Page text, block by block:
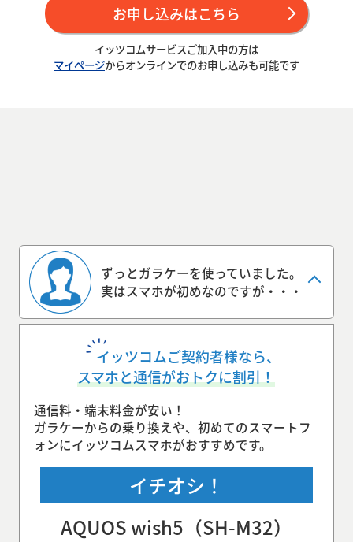
お申し込みはこちら
イッツコムサービスご加入中の方は
マイページからオンラインでのお申し込みも可能です
ずっとガラケーを使っていました。
実はスマホが初めなのですが・・・
イッツコムご契約者様なら、
スマホと通信がおトクに割引！
通信料・端末料金が安い！
ガラケーからの乗り換えや、初めてのスマートフ
ォンにイッツコムスマホがおすすめです。
イチオシ！
AQUOS wish5（SH-M32）